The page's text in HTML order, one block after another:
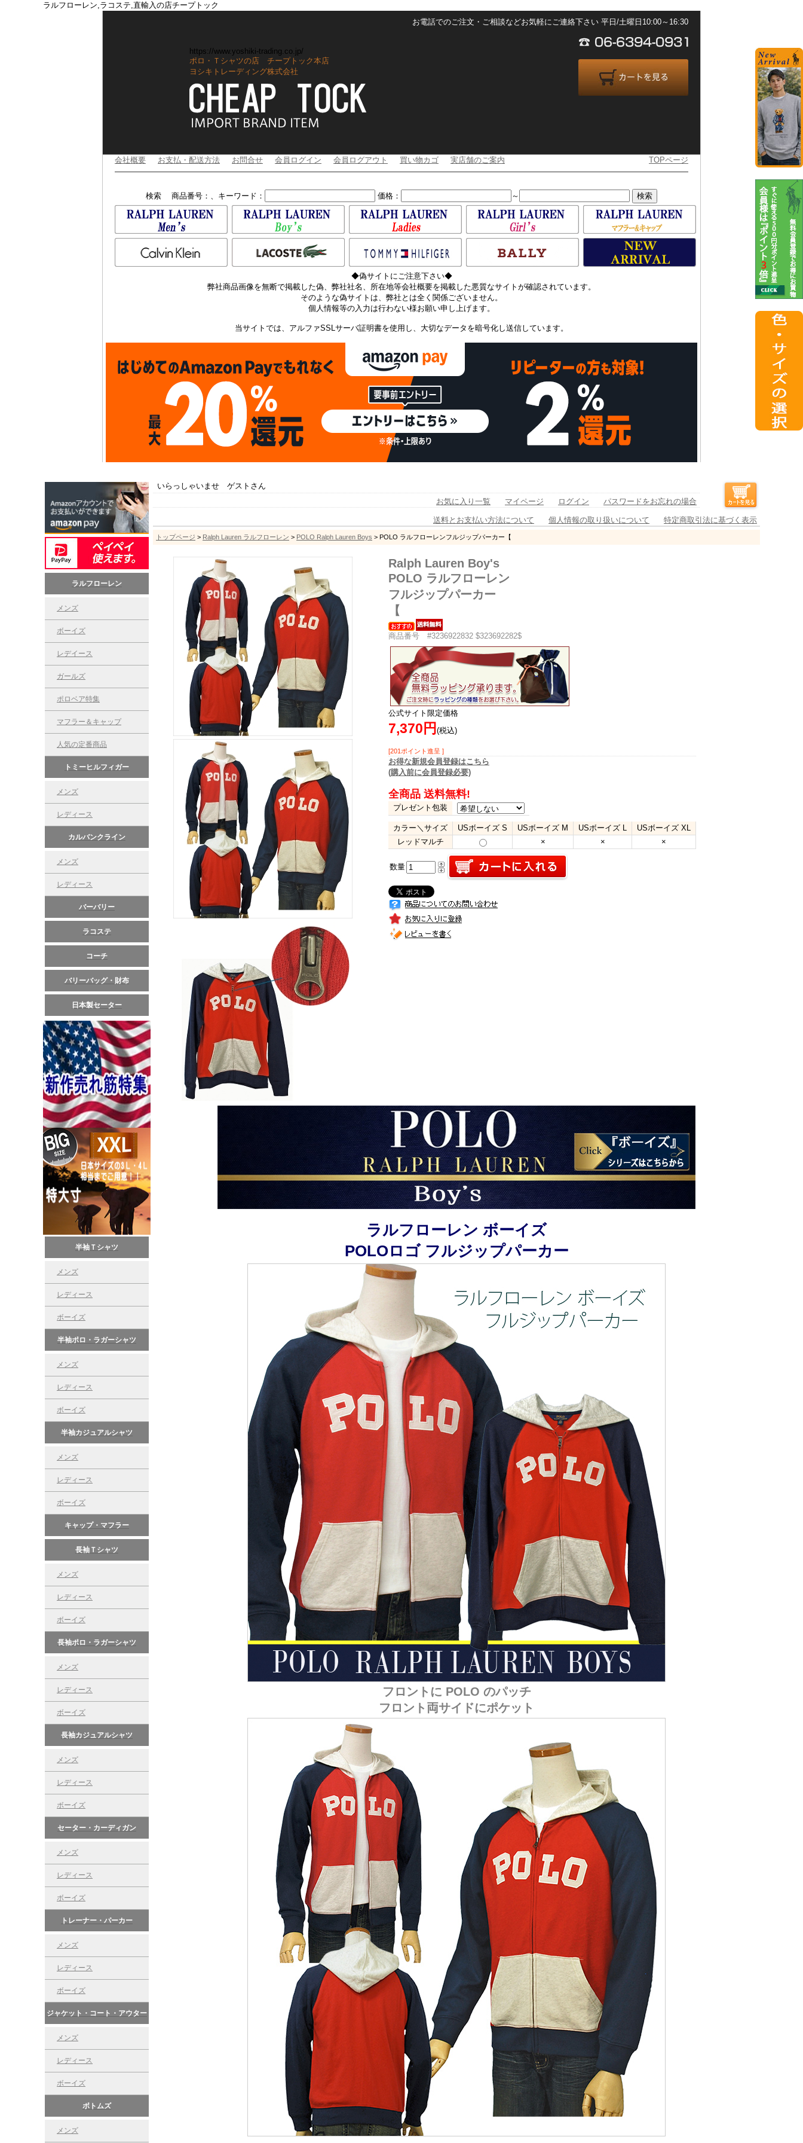
ラルフローレン,ラコステ,直輸入の店チープトック
https://www.yoshiki-trading.co.jp/
ポロ・Ｔシャツの店 チープトック本店
ヨシキトレーディング株式会社
お電話でのご注文・ご相談などお気軽にご連絡下さい 平日/土曜日10:00～16:30
会社概要 お支払・配送方法 お問合せ 会員ログイン 会員ログアウト 買い物カゴ 実店舗のご案内 TOPページ
検索 商品番号：、キーワード： 価格： ～
◆偽サイトにご注意下さい◆
弊社商品画像を無断で掲載した偽、弊社社名、所在地等会社概要を掲載した悪質なサイトが確認されています。
そのような偽サイトは、弊社とは全く関係ございません。
個人情報等の入力は行わない様お願い申し上げます。
当サイトでは、アルファSSLサーバ証明書を使用し、大切なデータを暗号化し送信しています。
ラルフローレン
メンズ
ボーイズ
レデイース
ガールズ
ポロベア特集
マフラー＆キャップ
人気の定番商品
トミーヒルフィガー
メンズ
レディース
カルバンクライン
メンズ
レディース
バーバリー
ラコステ
コーチ
バリーバッグ・財布
日本製セーター
半袖Ｔシャツ
メンズ
レディース
ボーイズ
半袖ポロ・ラガーシャツ
メンズ
レディース
ボーイズ
半袖カジュアルシャツ
メンズ
レディース
ボーイズ
キャップ・マフラー
長袖Ｔシャツ
メンズ
レディース
ボーイズ
長袖ポロ・ラガーシャツ
メンズ
レディース
ボーイズ
長袖カジュアルシャツ
メンズ
レディース
ボーイズ
セーター・カーディガン
メンズ
レディース
ボーイズ
トレーナー・パーカー
メンズ
レディース
ボーイズ
ジャケット・コート・アウター
メンズ
レディース
ボーイズ
ボトムズ
メンズ
いらっしゃいませ ゲストさん
お気に入り一覧
マイページ ログイン パスワードをお忘れの場合
送料とお支払い方法について 個人情報の取り扱いについて 特定商取引法に基づく表示
トップページ > Ralph Lauren ラルフローレン > POLO Ralph Lauren Boys > POLO ラルフローレンフルジップパーカー【
Ralph Lauren Boy's
POLO ラルフローレン
フルジップパーカー
【
商品番号 #3236922832 $323692282$
公式サイト限定価格
7,370円 (税込)
[201ポイント進呈 ]
お得な新規会員登録はこちら
(購入前に会員登録必要)
全商品 送料無料!
プレゼント包装
カラー＼サイズ USボーイズ S USボーイズ M USボーイズ L
USボーイズ XL
レッドマルチ
× × ×
数量
ラルフローレン ボーイズ
POLOロゴ フルジップパーカー
フロントに POLO のパッチ
フロント両サイドにポケット